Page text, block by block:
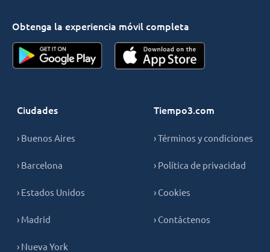
Obtenga la experiencia móvil completa
Ciudades
› Buenos Aires
› Barcelona
› Estados Unidos
› Madrid
› Nueva York
Tiempo3.com
› Términos y condiciones
› Política de privacidad
› Cookies
› Contáctenos